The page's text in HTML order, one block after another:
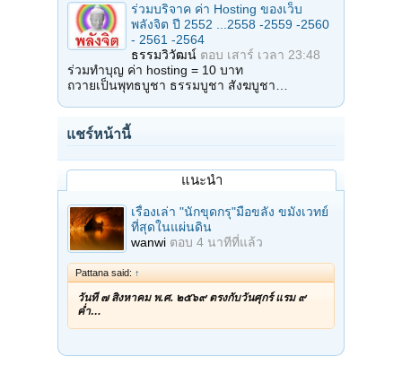
ร่วมบริจาค ค่า Hosting ของเว็บ
พลังจิต ปี 2552 ...2558 -2559 -2560
- 2561 -2564
ธรรมวิวัฒน์ ตอบ เสาร์ เวลา 23:48
ร่วมทำบุญ ค่า hosting = 10 บาท
ถวายเป็นพุทธบูชา ธรรมบูชา สังฆบูชา…
แชร์หน้านี้
แนะนำ
เรื่องเล่า "นักขุดกรุ"มือขลัง ขมังเวทย์
ที่สุดในแผ่นดิน
wanwi ตอบ 4 นาทีที่แล้ว
Pattana said: ↑
วันที่ ๗ สิงหาคม พ.ศ. ๒๕๖๙ ตรงกับวันศุกร์ แรม ๙
ค่ำ…